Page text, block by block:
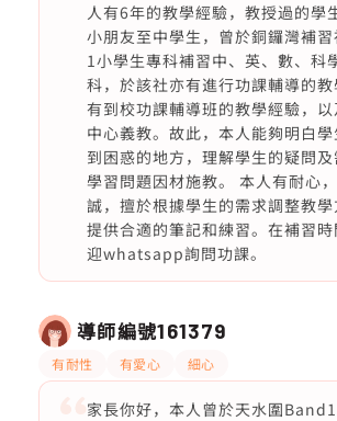
人有6年的教學經驗，教授過的學
小朋友至中學生，曾於銅鑼灣補
1小學生專科補習中、英、數、科
科，於該社亦有進行功課輔導的
有到校功課輔導班的教學經驗，
中心義教。故此，本人能夠明白
到困惑的地方，理解學生的疑問
學習問題因材施教。 本人有耐心
誠，擅於根據學生的需求調整教
提供合適的筆記和練習。在補習
迎whatsapp詢問功課。
導師編號161379
有耐性 有愛心 細心
家長你好，本人曾於天水圍Band1